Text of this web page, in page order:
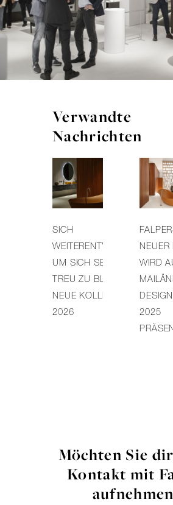
Verwandte
Nachrichten
SICH
WEITERENTWICKELN,
UM SICH SELBST
TREU ZU BLEIBEN –
NEUE KOLLEKTION
2026
NEUER
WIRD
2025
Möchten Sie
Kontakt mit